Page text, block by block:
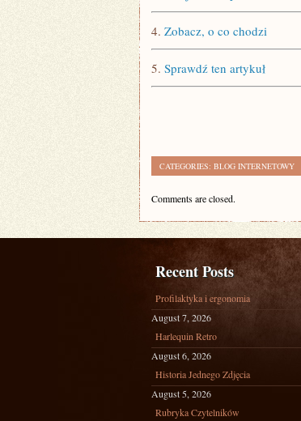
4. Zobacz, o co chodzi
5. Sprawdź ten artykuł
CATEGORIES: BLOG INTERNETOWY
Comments are closed.
Recent Posts
Profilaktyka i ergonomia
August 7, 2026
Harlequin Retro
August 6, 2026
Historia Jednego Zdjęcia
August 5, 2026
Rubryka Czytelników